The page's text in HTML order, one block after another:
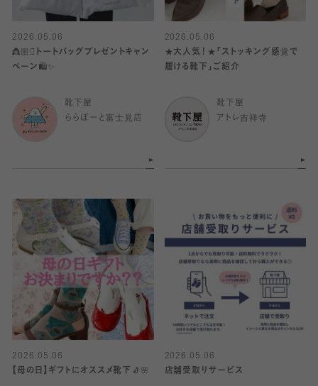
2026.05.06
👸🏼🫯トートバッグプレゼントキャン
ペーン🛍️✨
靴下屋
ららぽーと富士見店
2026.05.06
★大人気！★「ストッキング感覚で
履ける靴下」ご紹介
靴下屋
アトレ吉祥寺
2026.05.06
【母の日】ギフトにオススメ靴下🧦🌸
2026.05.06
店舗受取りサービス